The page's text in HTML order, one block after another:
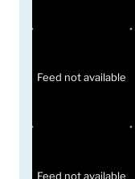
Feed not available
Feed not available